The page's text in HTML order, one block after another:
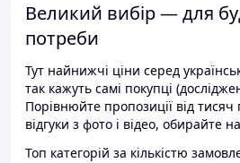
Великий вибір — для
потреби
Тут найнижчі ціни серед
так кажуть самі покупці
Порівнюйте пропозиції від
відгуки з фото і відео, обирайте
Топ категорій за кількістю